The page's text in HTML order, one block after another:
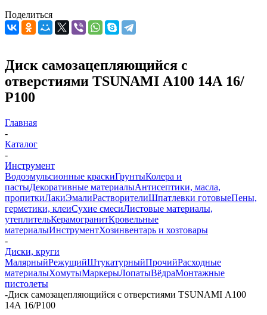
Поделиться
Диск самозацепляющийся с
отверстиями TSUNAMI А100 14А 16/
Р100
Главная
-
Каталог
-
Инструмент
Водоэмульсионные краскиГрунтыКолера и
пастыДекоративные материалыАнтисептики, масла,
пропиткиЛакиЭмалиРастворителиШпатлевки готовыеПены,
герметики, клеиСухие смесиЛистовые материалы,
утеплительКерамогранитКровельные
материалыИнструментХозинвентарь и хозтовары
-
Диски, круги
МалярныйРежущийШтукатурныйПрочийРасходные
материалыХомутыМаркерыЛопатыВёдраМонтажные
пистолеты
-Диск самозацепляющийся с отверстиями TSUNAMI А100
14А 16/Р100